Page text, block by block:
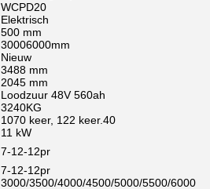
WCPD20
Elektrisch
500 mm
30006000mm
Nieuw
3488 mm
2045 mm
Loodzuur 48V 560ah
3240KG
1070 keer, 122 keer.40
11 kW
7-12-12pr
7-12-12pr
3000/3500/4000/4500/5000/5500/6000